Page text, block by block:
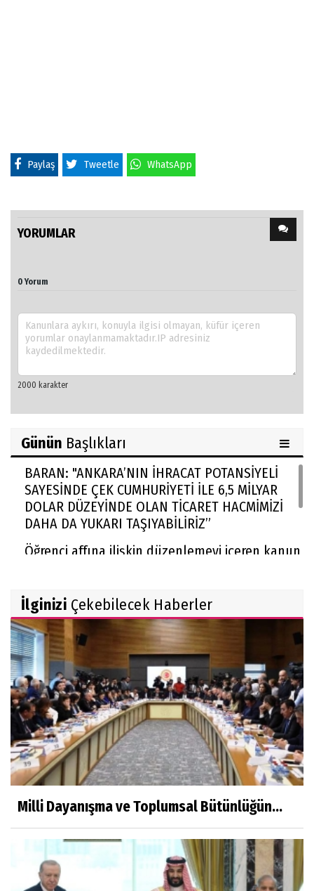
Paylaş Tweetle WhatsApp
YORUMLAR
0 Yorum
Günün Başlıkları
BARAN: "ANKARA’NIN İHRACAT POTANSİYELİ
SAYESİNDE ÇEK CUMHURİYETİ İLE 6,5 MİLYAR
DOLAR DÜZEYİNDE OLAN TİCARET HACMİMİZİ
DAHA DA YUKARI TAŞIYABİLİRİZ”
Öğrenci affına ilişkin düzenlemeyi içeren kanun
Alanya'da Site Ve Villa Zeminlerinde Parke Taşı
Seçerken Nelere Bakılmalı
İlginizi Çekebilecek Haberler
Milli Dayanışma ve Toplumsal Bütünlüğün...